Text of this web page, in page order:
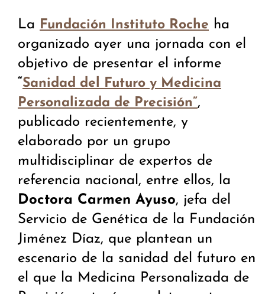
La Fundación Instituto Roche ha
organizado ayer una jornada con el
objetivo de presentar el informe
“Sanidad del Futuro y Medicina
Personalizada de Precisión”,
publicado recientemente, y
elaborado por un grupo
multidisciplinar de expertos de
referencia nacional, entre ellos, la
Doctora Carmen Ayuso, jefa del
Servicio de Genética de la Fundación
Jiménez Díaz, que plantean un
escenario de la sanidad del futuro en
el que la Medicina Personalizada de